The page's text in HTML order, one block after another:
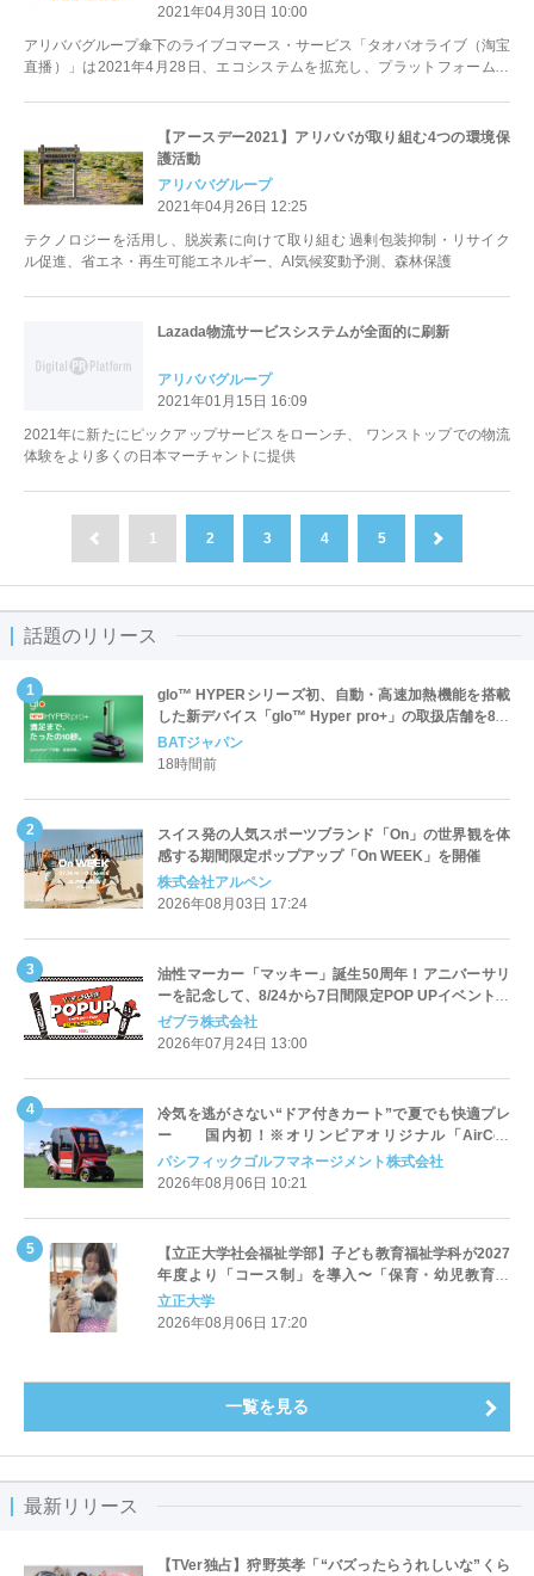
2021年04月30日 10:00
アリババグループ傘下のライブコマース・サービス「タオバオライブ（淘宝
直播）」は2021年4月28日、エコシステムを拡充し、プラットフォームに
【アースデー2021】アリババが取り組む4つの環境保
護活動
アリババグループ
2021年04月26日 12:25
テクノロジーを活用し、脱炭素に向けて取り組む 過剰包装抑制・リサイク
ル促進、省エネ・再生可能エネルギー、AI気候変動予測、森林保護
Lazada物流サービスシステムが全面的に刷新
アリババグループ
2021年01月15日 16:09
2021年に新たにピックアップサービスをローンチ、 ワンストップでの物流
体験をより多くの日本マーチャントに提供
1 2 3 4 5
話題のリリース
glo™ HYPERシリーズ初、自動・高速加熱機能を搭載
した新デバイス「glo™ Hyper pro+」の取扱店舗を8月
17日より全国へ拡大
BATジャパン
18時間前
スイス発の人気スポーツブランド「On」の世界観を体
感する期間限定ポップアップ「On WEEK」を開催
株式会社アルペン
2026年08月03日 17:24
油性マーカー「マッキー」誕生50周年！アニバーサリ
ーを記念して、8/24から7日間限定POP UPイベントを
渋谷RAYARD MIYASHITA PARKで開催！
ゼブラ株式会社
2026年07月24日 13:00
冷気を逃がさない“ドア付きカート”で夏でも快適プレ
ー 国内初！※オリンピアオリジナル「AirCon
Cart（エアコンカート）」導入 | ＰＧＭ
パシフィックゴルフマネージメント株式会社
2026年08月06日 10:21
【立正大学社会福祉学部】子ども教育福祉学科が2027
年度より「コース制」を導入〜「保育・幼児教育」
「初等教育」「子ども心理」の3コースを新設し、目指
すキャリアと学びを明確化〜
立正大学
2026年08月06日 17:20
一覧を見る
最新リリース
【TVer独占】狩野英孝「“バズったらうれしいな”くら